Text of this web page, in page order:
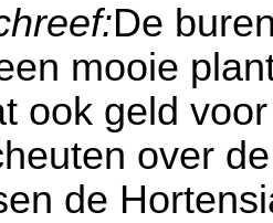
De
mooie
ook geld
over
de